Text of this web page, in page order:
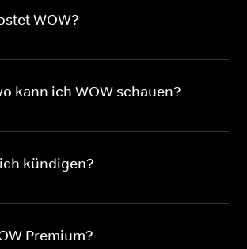
WOW?
kann ich WOW schauen?
kündigen?
Premium?